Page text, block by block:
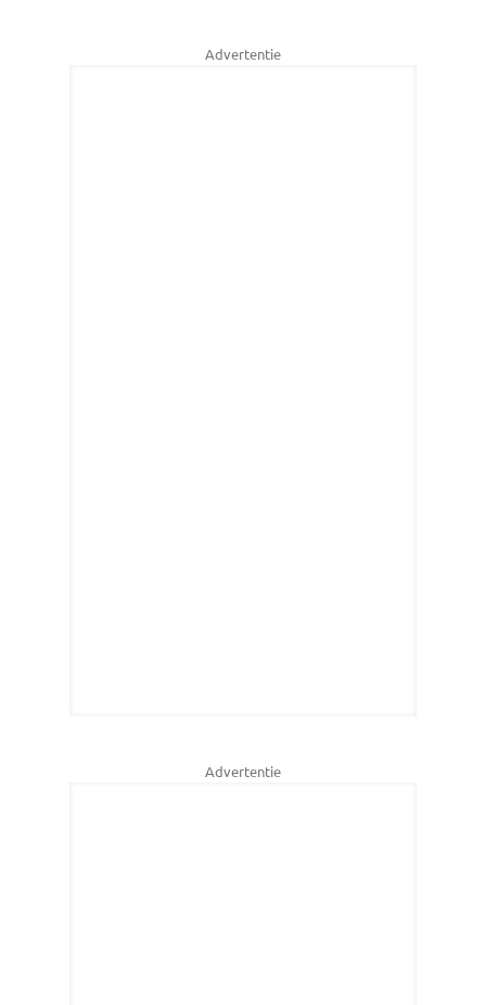
Advertentie
Advertentie